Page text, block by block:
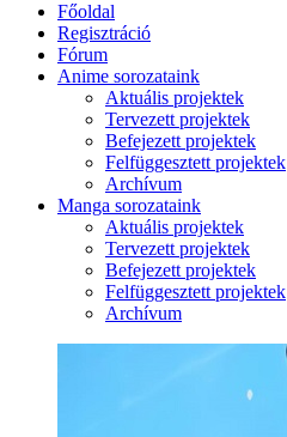
Főoldal
Regisztráció
Fórum
Anime sorozataink
Aktuális projektek
Tervezett projektek
Befejezett projektek
Felfüggesztett projektek
Archívum
Manga sorozataink
Aktuális projektek
Tervezett projektek
Befejezett projektek
Felfüggesztett projektek
Archívum